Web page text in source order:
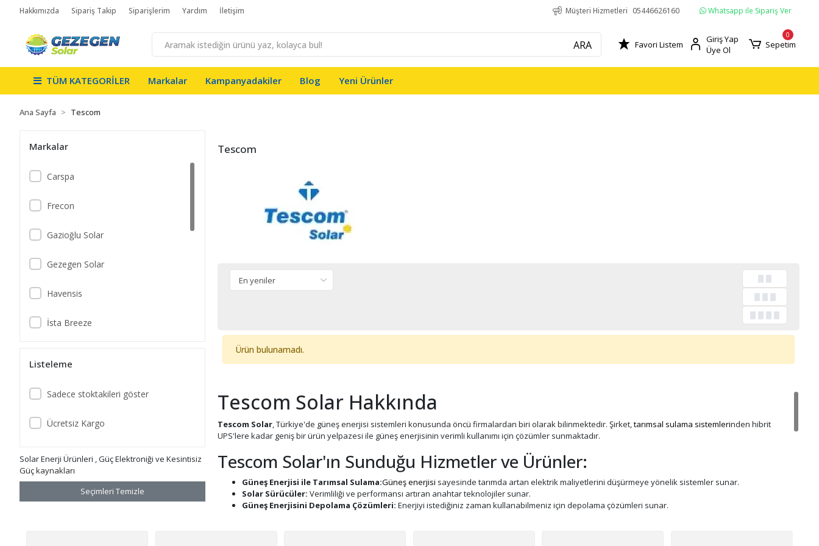
Hakkımızda Sipariş Takip Siparişlerim Yardım İletişim Müşteri Hizmetleri 05446626160 Whatsapp ile Sipariş Ver
ARA Favori Listem
Giriş Yap
Üye Ol
0
Sepetim
TÜM KATEGORİLER Markalar Kampanyadakiler Blog Yeni Ürünler
Ana Sayfa Tescom
Markalar
Carspa
Frecon
Gazioğlu Solar
Gezegen Solar
Havensis
İsta Breeze
Orbus
Listeleme
Sadece stoktakileri göster
Ücretsiz Kargo
Solar Enerji Ürünleri , Güç Elektroniği ve Kesintisiz
Güç kaynakları
Seçimleri Temizle
Tescom
Ürün bulunamadı.
Tescom Solar Hakkında
Tescom Solar, Türkiye'de güneş enerjisi sistemleri konusunda öncü firmalardan biri olarak bilinmektedir. Şirket,tarımsal sulama sistemlerinden hibrit
UPS'lere kadar geniş bir ürün yelpazesi ile güneş enerjisinin verimli kullanımı için çözümler sunmaktadır.
Tescom Solar'ın Sunduğu Hizmetler ve Ürünler:
Güneş Enerjisi ile Tarımsal Sulama:Güneş enerjisi sayesinde tarımda artan elektrik maliyetlerini düşürmeye yönelik sistemler sunar.
Solar Sürücüler: Verimliliği ve performansı artıran anahtar teknolojiler sunar.
Güneş Enerjisini Depolama Çözümleri: Enerjiyi istediğiniz zaman kullanabilmeniz için depolama çözümleri sunar.